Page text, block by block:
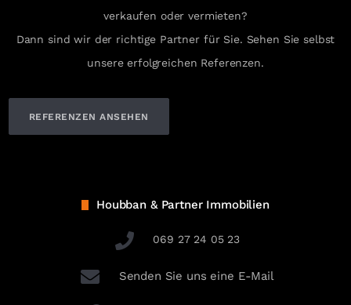
verkaufen oder vermieten?
Dann sind wir der richtige Partner für Sie. Sehen Sie selbst
unsere erfolgreichen Referenzen.
REFERENZEN ANSEHEN
Houbban & Partner Immobilien
069 27 24 05 23
Senden Sie uns eine E-Mail